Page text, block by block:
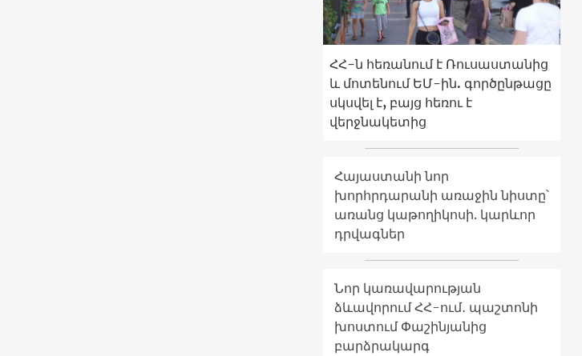
ՀՀ-ն հեռանում է Ռուսաստանից
և մոտենում ԵՄ-ին. գործընթացը
սկսվել է, բայց հեռու է
վերջնակետից
Հայաստանի նոր
խորհրդարանի առաջին նիստը՝
առանց կաթողիկոսի. կարևոր
դրվագներ
Նոր կառավարության
ձևավորում ՀՀ-ում․ պաշտոնի
խոստում Փաշինյանից
բարձրակարգ